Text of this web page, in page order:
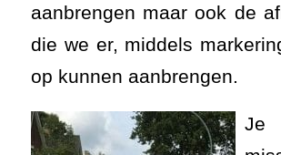
aanbrengen maar ook de
die we er, middels
op kunnen aanbrengen.
Je